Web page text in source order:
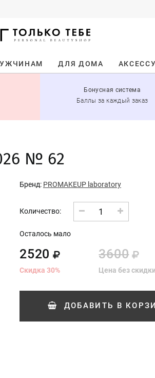
ДЛЯ ДОМА
Бонусная система
Баллы за каждый заказ
№ 62
Бренд: PROMAKEUP laboratory
Количество: 1
Осталось мало
2520
Скидка 30%
3600
Цена без скидки
ДОБАВИТЬ В